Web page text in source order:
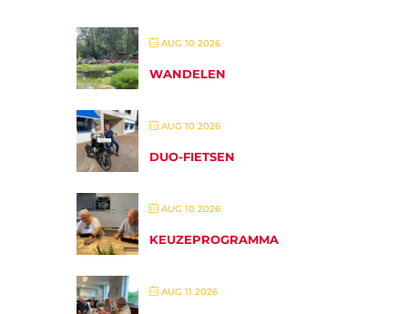
AUG 10 2026
WANDELEN
AUG 10 2026
DUO-FIETSEN
AUG 10 2026
KEUZEPROGRAMMA
AUG 11 2026